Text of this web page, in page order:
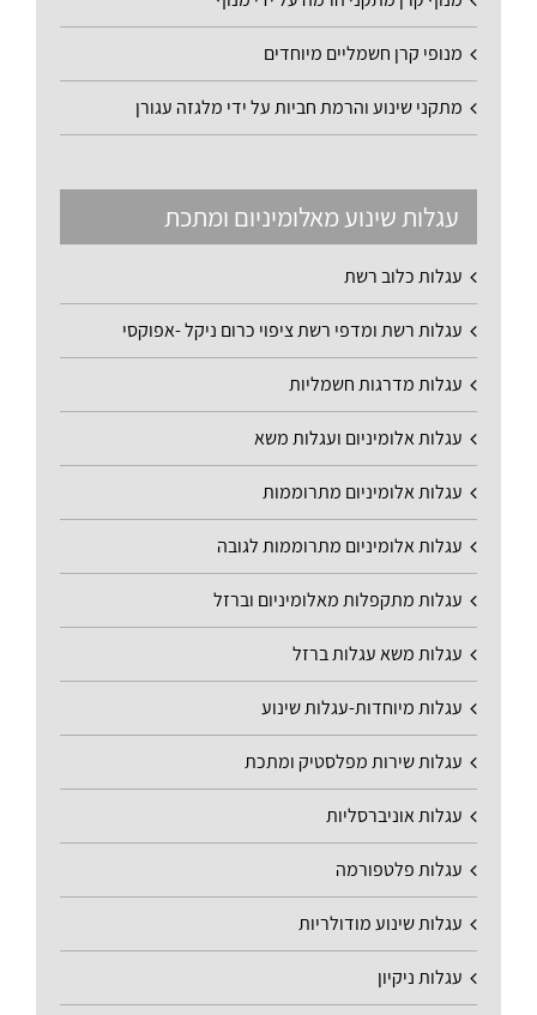
מנופי קרן חשמליים מיוחדים
מתקני שינוע והרמת חביות על ידי מלגזה עגורן
עגלות שינוע מאלומיניום ומתכת
עגלות כלוב רשת
עגלות רשת ומדפי רשת ציפוי כרום ניקל -אפוקסי
עגלות מדרגות חשמליות
עגלות אלומיניום ועגלות משא
עגלות אלומיניום מתרוממות
עגלות אלומיניום מתרוממות לגובה
עגלות מתקפלות מאלומיניום וברזל
עגלות משא עגלות ברזל
עגלות מיוחדות-עגלות שינוע
עגלות שירות מפלסטיק ומתכת
עגלות אוניברסליות
עגלות פלטפורמה
עגלות שינוע מודולריות
עגלות ניקיון